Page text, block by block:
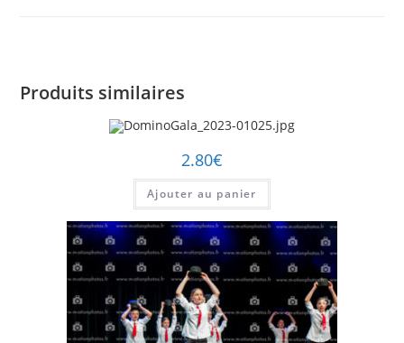
Produits similaires
2.80€
Ajouter au panier